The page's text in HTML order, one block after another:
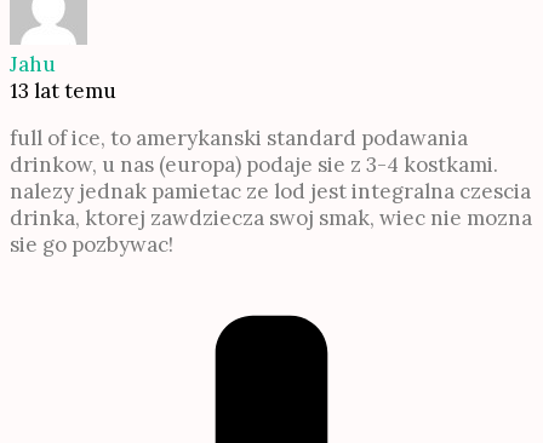
Jahu
13 lat temu
full of ice, to amerykanski standard podawania
drinkow, u nas (europa) podaje sie z 3-4 kostkami.
nalezy jednak pamietac ze lod jest integralna czescia
drinka, ktorej zawdziecza swoj smak, wiec nie mozna
sie go pozbywac!